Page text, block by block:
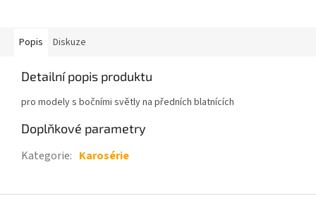
Popis Diskuze
Detailní popis produktu
pro modely s bočními světly na předních blatnících
Doplňkové parametry
Kategorie: Karosérie